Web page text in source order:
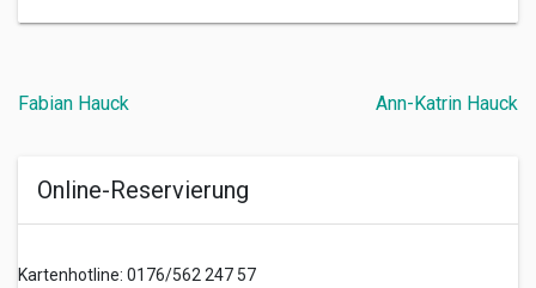
Beitragsnavigation
Fabian Hauck Ann-Katrin Hauck
Online-Reservierung
Kartenhotline: 0176/562 247 57